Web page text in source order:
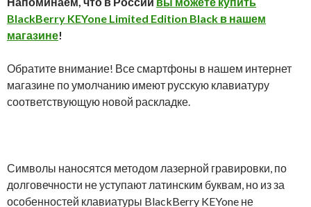
BlackBerry KEYone Limited Edition Black в нашем
магазине!
Обратите внимание! Все смартфоны в нашем интернет
магазине по умолчанию имеют русскую клавиатуру
соответствующую новой раскладке.
Символы наносятся методом лазерной гравировки, по
долговечности не уступают латинским буквам, но из за
особенностей клавиатуры BlackBerry KEYone не